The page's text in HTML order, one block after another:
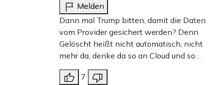
Melden
Dann mal Trump bitten, damit die Daten
vom Provider gesichert werden? Denn
Gelöscht heißt nicht automatisch, nicht
mehr da, denke da so an Cloud und so…
7